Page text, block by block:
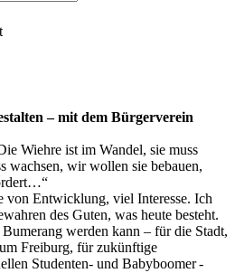
– mit dem Bürgerverein
Wiehre ist im Wandel, sie muss
wachsen, wir wollen sie bebauen,
von Entwicklung, viel Interesse. Ich
des Guten, was heute besteht.
werden kann – für die Stadt,
Freiburg, für zukünftige
Studenten- und Babyboomer -